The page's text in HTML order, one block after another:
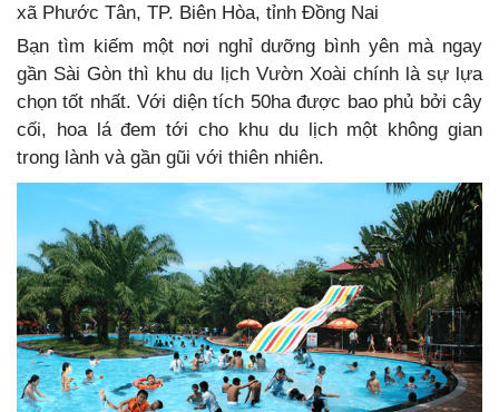
xã Phước Tân, TP. Biên Hòa, tỉnh Đồng Nai
Bạn tìm kiếm một nơi nghỉ dưỡng bình yên mà ngay
gần Sài Gòn thì khu du lịch Vườn Xoài chính là sự lựa
chọn tốt nhất. Với diện tích 50ha được bao phủ bởi cây
cối, hoa lá đem tới cho khu du lịch một không gian
trong lành và gần gũi với thiên nhiên.